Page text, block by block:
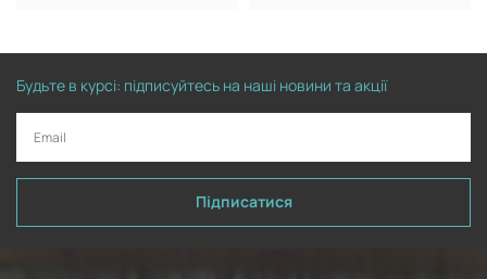
Будьте в курсі: підписуйтесь на наші новини та акції
Підписатися